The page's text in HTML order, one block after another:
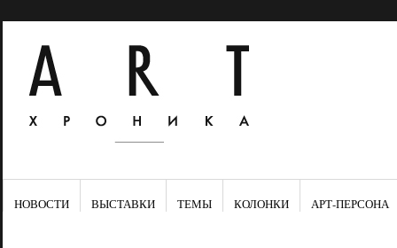
НОВОСТИ ВЫСТАВКИ ТЕМЫ КОЛОНКИ АРТ-ПЕРСОНА